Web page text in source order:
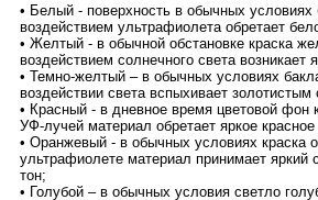
• Белый - поверхность в обычных условиях
воздействием ультрафиолета обретает
• Желтый - в обычной обстановке краска
воздействием солнечного света возникает
• Темно-желтый – в обычных условиях
воздействии света вспыхивает золотистым
• Красный - в дневное время цветовой фон
УФ-лучей материал обретает яркое красное
• Оранжевый - в обычных условиях краска
ультрафиолете материал принимает яркий
тон;
• Голубой – в обычных условия светло